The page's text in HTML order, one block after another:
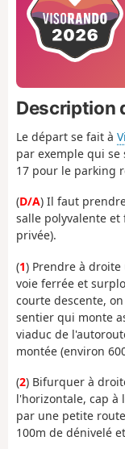
Description
Le départ se fait à
par exemple qui
17 pour le parking
(D/A) Il faut
salle polyvalente et
privée).
(1) Prendre à
voie ferrée et
courte descente,
sentier qui monte
viaduc de
montée (environ
(2) Bifurquer à
l'horizontale, cap à
par une petite
100m de dénivelé